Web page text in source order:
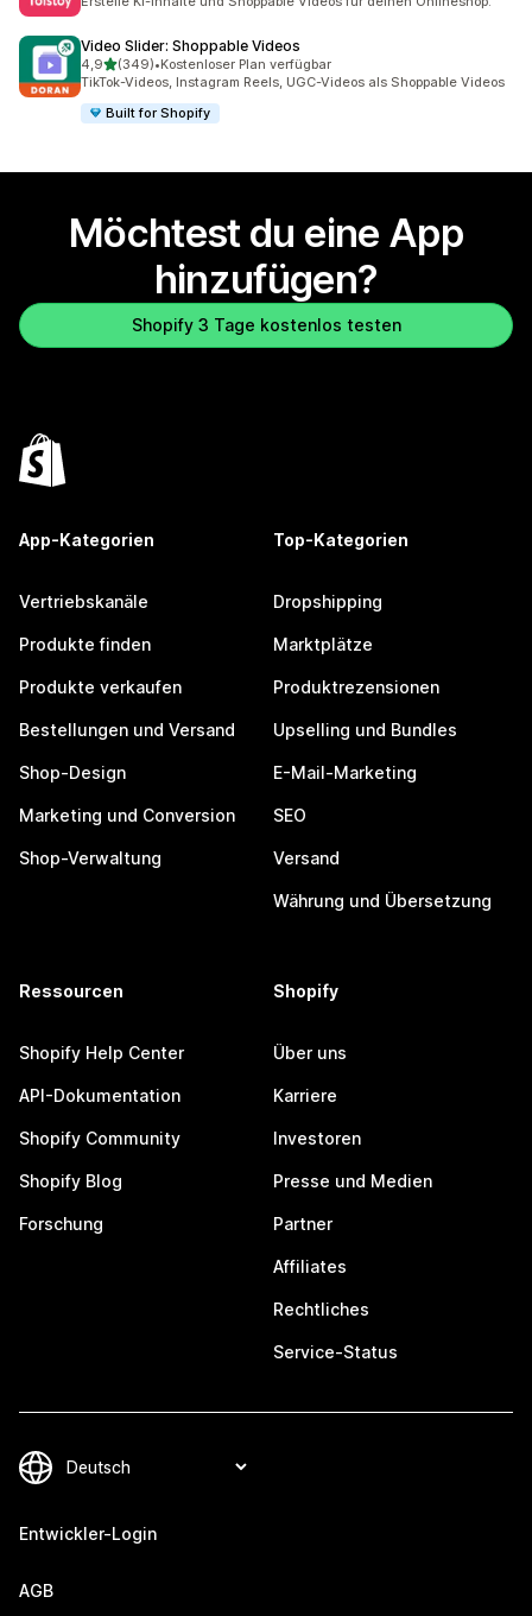
Video Slider: Shoppable Videos
4,9von 5 Sternen
(349)
349 Rezensionen insgesamt
•Kostenloser Plan verfügbar
TikTok-Videos, Instagram Reels, UGC-Videos als Shoppable Videos
Built for Shopify
Möchtest du eine App
hinzufügen?
Shopify 3 Tage kostenlos testen
App-Kategorien
Vertriebskanäle
Produkte finden
Produkte verkaufen
Bestellungen und Versand
Shop-Design
Marketing und Conversion
Shop-Verwaltung
Top-Kategorien
Dropshipping
Marktplätze
Produktrezensionen
Upselling und Bundles
E-Mail-Marketing
SEO
Versand
Währung und Übersetzung
Ressourcen
Shopify Help Center
API-Dokumentation
Shopify Community
Shopify Blog
Forschung
Shopify
Über uns
Karriere
Investoren
Presse und Medien
Partner
Affiliates
Rechtliches
Service-Status
Entwickler-Login
AGB